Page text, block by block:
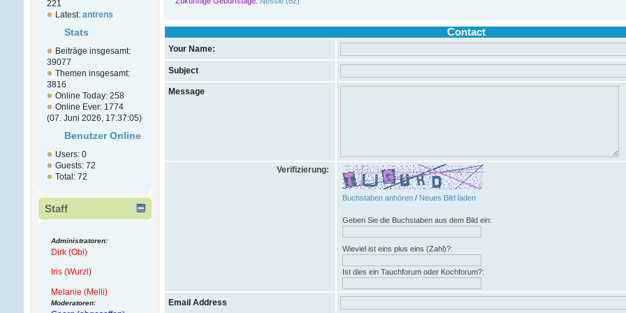
221
Latest: antrens
Stats
Beiträge insgesamt:
39077
Themen insgesamt:
3816
Online Today: 258
Online Ever: 1774
(07. Juni 2026, 17:37:05)
Benutzer Online
Users: 0
Guests: 72
Total: 72
Staff
Administratoren:
Dirk (Obi)
Iris (Wurzl)
Melanie (Melli)
Moderatoren:
Contact
Your Name:
Subject
Message
Verifizierung:
Buchstaben anhören / Neues Bild laden
Geben Sie die Buchstaben aus dem Bild ein:
Wieviel ist eins plus eins (Zahl)?:
Ist dies ein Tauchforum oder Kochforum?:
Email Address